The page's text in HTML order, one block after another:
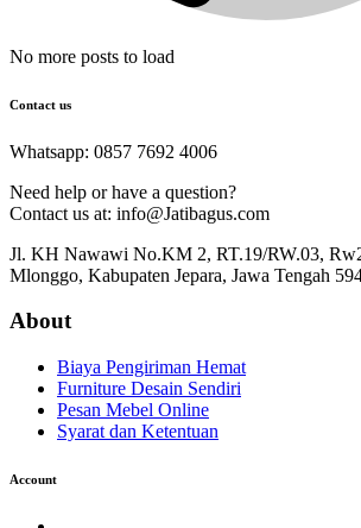
No more posts to load
Contact us
Whatsapp: 0857 7692 4006
Need help or have a question?
Contact us at: info@Jatibagus.com
Jl. KH Nawawi No.KM 2, RT.19/RW.03,
Mlonggo, Kabupaten Jepara, Jawa Tengah
About
Biaya Pengiriman Hemat
Furniture Desain Sendiri
Pesan Mebel Online
Syarat dan Ketentuan
Account